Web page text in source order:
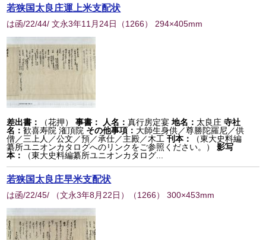
若狭国太良庄運上米支配状
は函/22/44/ 文永3年11月24日 （1266） 294×405mm
差出書： （花押） 事書： 人名：真行房定宴 地名： 太良庄 寺社
名：歓喜寿院 潅頂院 その他事項： 大師生身供／尊勝陀羅尼／供
僧／三上人／公文／預／承仕／主殿／木工 刊本：
（東大史料編
纂所ユニオンカタログへのリンクをご参照ください。）
影写
本：
（東大史料編纂所ユニオンカタログ...
若狭国太良庄早米支配状
は函/22/45/ （文永3年8月22日） （1266） 300×453mm